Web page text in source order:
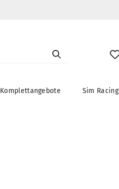
Komplettangebote Sim Racing